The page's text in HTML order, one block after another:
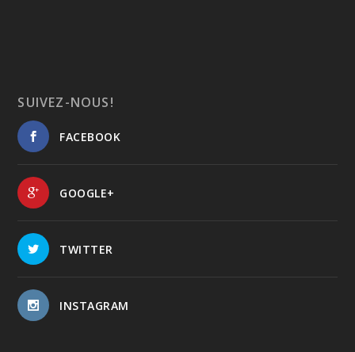
SUIVEZ-NOUS!
FACEBOOK
GOOGLE+
TWITTER
INSTAGRAM